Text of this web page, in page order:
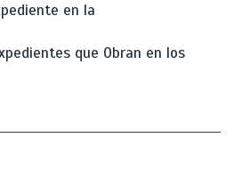
en la
que Obran en los